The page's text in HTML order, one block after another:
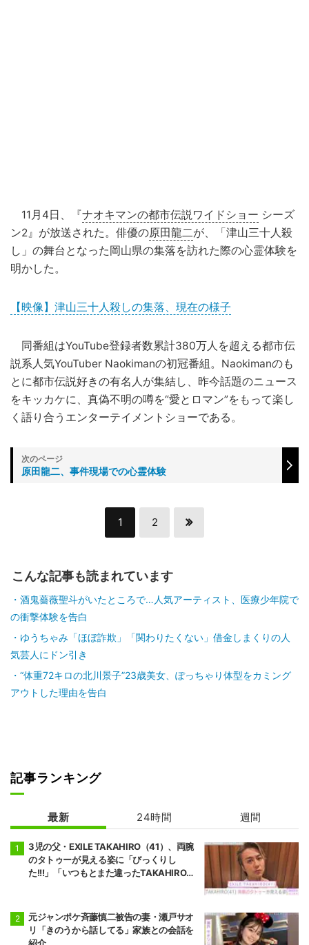
11月4日、『ナオキマンの都市伝説ワイドショー シーズ
ン2』が放送された。俳優の原田龍二が、「津山三十人殺
し」の舞台となった岡山県の集落を訪れた際の心霊体験を
明かした。
【映像】津山三十人殺しの集落、現在の様子
同番組はYouTube登録者数累計380万人を超える都市伝
説系人気YouTuber Naokimanの初冠番組。Naokimanのも
とに都市伝説好きの有名人が集結し、昨今話題のニュース
をキッカケに、真偽不明の噂を“愛とロマン”をもって楽し
く語り合うエンターテイメントショーである。
原田龍二、事件現場での心霊体験
1 2
こんな記事も読まれています
酒鬼薔薇聖斗がいたところで…人気アーティスト、医療少年院で
の衝撃体験を告白
ゆうちゃみ「ほぼ詐欺」「関わりたくない」借金しまくりの人
気芸人にドン引き
“体重72キロの北川景子”23歳美女、ぽっちゃり体型をカミング
アウトした理由を告白
記事ランキング
最新 24時間 週間
3児の父・EXILE TAKAHIRO（41）、両腕
のタトゥーが見える姿に「びっくりし
た!!!」「いつもとまた違ったTAKAHIROさ
元ジャンポケ斉藤慎二被告の妻・瀬戸サオ
リ「きのうから話してる」家族との会話を